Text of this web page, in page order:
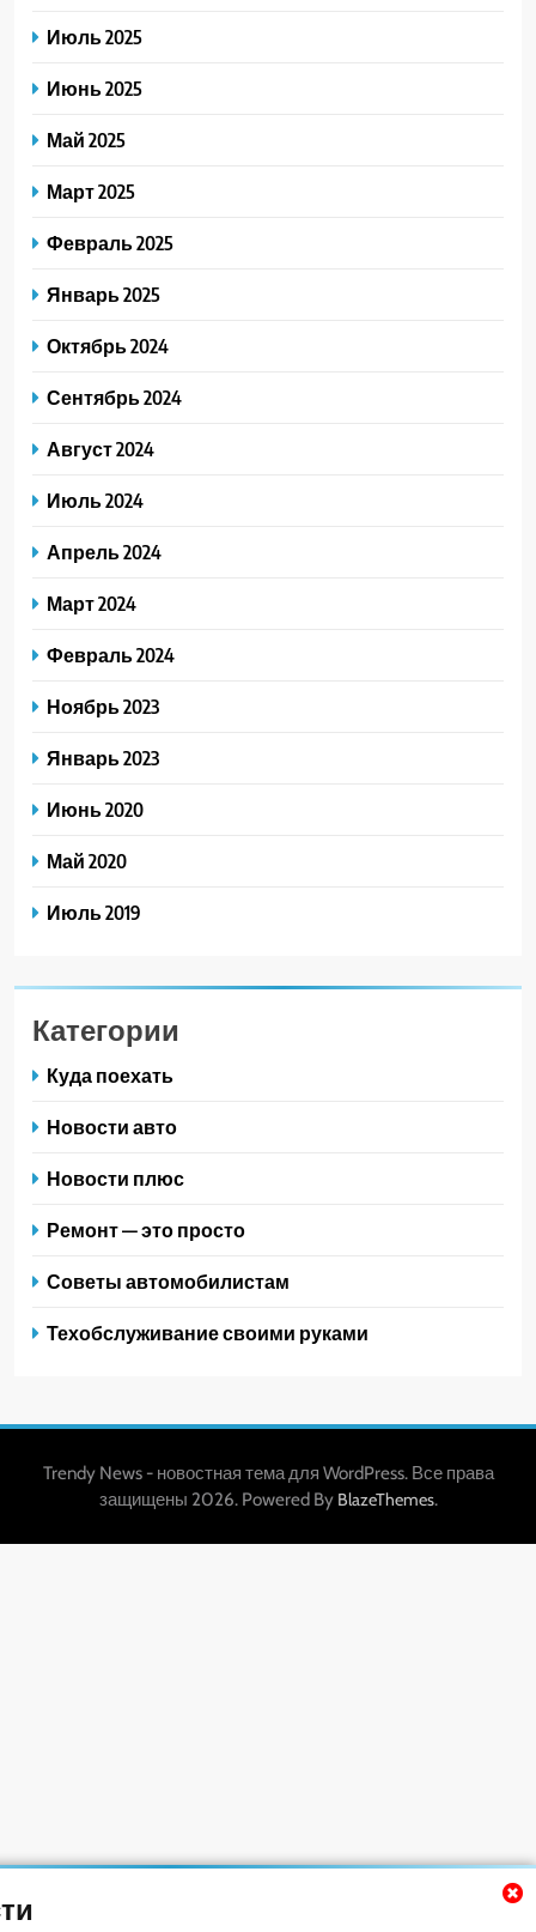
Июль 2025
Июнь 2025
Май 2025
Март 2025
Февраль 2025
Январь 2025
Октябрь 2024
Сентябрь 2024
Август 2024
Июль 2024
Апрель 2024
Март 2024
Февраль 2024
Ноябрь 2023
Январь 2023
Июнь 2020
Май 2020
Июль 2019
Категории
Куда поехать
Новости авто
Новости плюс
Ремонт — это просто
Советы автомобилистам
Техобслуживание своими руками
Trendy News - новостная тема для WordPress. Все права
защищены 2026. Powered By BlazeThemes.